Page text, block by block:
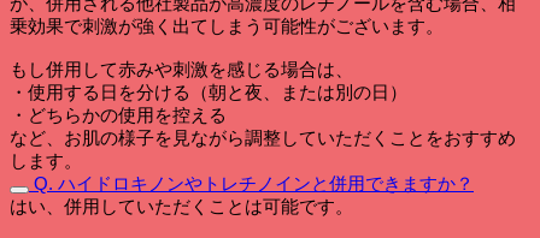
乗効果で刺激が強く出てしまう可能性がございます。
もし併用して赤みや刺激を感じる場合は、
・使用する日を分ける（朝と夜、または別の日）
・どちらかの使用を控える
など、お肌の様子を見ながら調整していただくことをおすすめ
します。
Q. ハイドロキノンやトレチノインと併用できますか？
はい、併用していただくことは可能です。